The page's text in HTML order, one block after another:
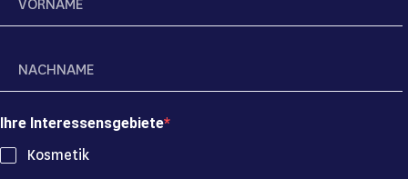
Ihre Interessensgebiete
Kosmetik